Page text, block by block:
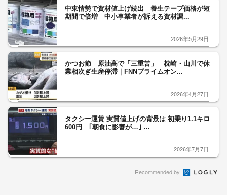
中東情勢で資材値上げ続出 養生テープ価格が短
期間で倍増 中小事業者が訴える資材調...
2026年5月29日
かつお節 原油高で「三重苦」 枕崎・山川で休
業相次ぎ生産停滞｜FNNプライムオン...
2026年4月27日
タクシー運賃 実質値上げの背景は 初乗り1.1キロ
600円 ｢朝食に影響が…｣ ...
2026年7月7日
Recommended by